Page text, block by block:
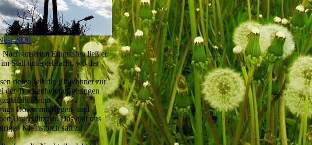
2020
unserem Eingreifen ließ er
Stall untergebracht, wo der
riefen wir die Einwohner zur
der Trockenheit nur geringen
vom
Dosen mit Regen- und
Unterstützern. Das half uns
Kleinstorch satt zu